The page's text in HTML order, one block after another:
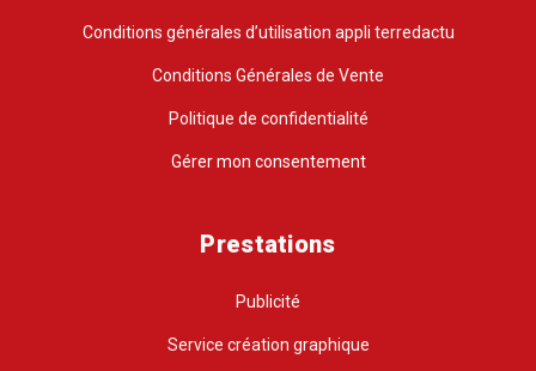
Conditions générales d’utilisation appli terredactu
Conditions Générales de Vente
Politique de confidentialité
Gérer mon consentement
Prestations
Publicité
Service création graphique